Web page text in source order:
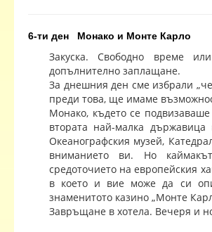
6-ти ден Монако и Монте Карло
Закуска. Свободно време
допълнително заплащане.
За днешния ден сме избрали
преди това, ще имаме
Монако, където се
втората най-малка
Океанографския музей,
вниманието ви. Но
средоточието на европейския
в което и вие може да си
знаменитото казино „Монте
Завръщане в хотела. Вечеря и